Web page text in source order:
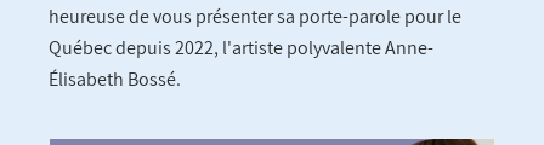
heureuse de vous présenter sa porte-parole pour le
Québec depuis 2022, l'artiste polyvalente Anne-
Élisabeth Bossé.